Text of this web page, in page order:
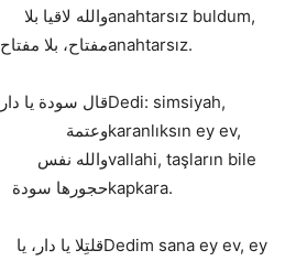
والله لاقيا بلا
مفتاح، بلا مفتاح
anahtarsız buldum,
anahtarsız.
قال سودة يا دار
وعتمة
والله نفس
حجورها سودة
Dedi: simsiyah,
karanlıksın ey ev,
vallahi, taşların bile
kapkara.
قلتِلا يا دار، ياDedim sana ey ev, ey